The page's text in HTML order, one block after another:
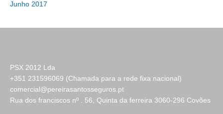
Junho 2017
PSX 2012 Lda
+351 231596069 (Chamada para a rede fixa nacional)
comercial@pereirasantosseguros.pt
Rua dos franciscos nº . 56, Quinta da ferreira 3060-296 Covões